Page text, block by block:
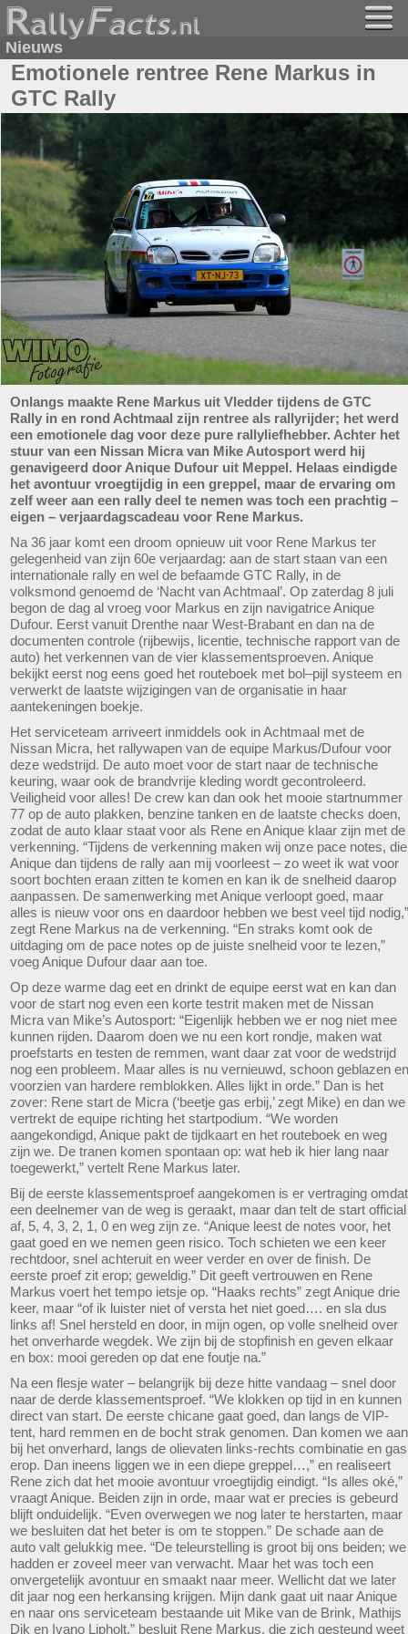
Nieuws
Emotionele rentree Rene Markus in
GTC Rally
Onlangs maakte Rene Markus uit Vledder tijdens de GTC
Rally in en rond Achtmaal zijn rentree als rallyrijder; het werd
een emotionele dag voor deze pure rallyliefhebber. Achter het
stuur van een Nissan Micra van Mike Autosport werd hij
genavigeerd door Anique Dufour uit Meppel. Helaas eindigde
het avontuur vroegtijdig in een greppel, maar de ervaring om
zelf weer aan een rally deel te nemen was toch een prachtig –
eigen – verjaardagscadeau voor Rene Markus.
Na 36 jaar komt een droom opnieuw uit voor Rene Markus ter
gelegenheid van zijn 60e verjaardag: aan de start staan van een
internationale rally en wel de befaamde GTC Rally, in de
volksmond genoemd de ‘Nacht van Achtmaal’. Op zaterdag 8 juli
begon de dag al vroeg voor Markus en zijn navigatrice Anique
Dufour. Eerst vanuit Drenthe naar West-Brabant en dan na de
documenten controle (rijbewijs, licentie, technische rapport van de
auto) het verkennen van de vier klassementsproeven. Anique
bekijkt eerst nog eens goed het routeboek met bol–pijl systeem en
verwerkt de laatste wijzigingen van de organisatie in haar
aantekeningen boekje.
Het serviceteam arriveert inmiddels ook in Achtmaal met de
Nissan Micra, het rallywapen van de equipe Markus/Dufour voor
deze wedstrijd. De auto moet voor de start naar de technische
keuring, waar ook de brandvrije kleding wordt gecontroleerd.
Veiligheid voor alles! De crew kan dan ook het mooie startnummer
77 op de auto plakken, benzine tanken en de laatste checks doen,
zodat de auto klaar staat voor als Rene en Anique klaar zijn met de
verkenning. “Tijdens de verkenning maken wij onze pace notes, die
Anique dan tijdens de rally aan mij voorleest – zo weet ik wat voor
soort bochten eraan zitten te komen en kan ik de snelheid daarop
aanpassen. De samenwerking met Anique verloopt goed, maar
alles is nieuw voor ons en daardoor hebben we best veel tijd nodig,”
zegt Rene Markus na de verkenning. “En straks komt ook de
uitdaging om de pace notes op de juiste snelheid voor te lezen,”
voeg Anique Dufour daar aan toe.
Op deze warme dag eet en drinkt de equipe eerst wat en kan dan
voor de start nog even een korte testrit maken met de Nissan
Micra van Mike’s Autosport: “Eigenlijk hebben we er nog niet mee
kunnen rijden. Daarom doen we nu een kort rondje, maken wat
proefstarts en testen de remmen, want daar zat voor de wedstrijd
nog een probleem. Maar alles is nu vernieuwd, schoon geblazen en
voorzien van hardere remblokken. Alles lijkt in orde.” Dan is het
zover: Rene start de Micra (‘beetje gas erbij,’ zegt Mike) en dan we
vertrekt de equipe richting het startpodium. “We worden
aangekondigd, Anique pakt de tijdkaart en het routeboek en weg
zijn we. De tranen komen spontaan op: wat heb ik hier lang naar
toegewerkt,” vertelt Rene Markus later.
Bij de eerste klassementsproef aangekomen is er vertraging omdat
een deelnemer van de weg is geraakt, maar dan telt de start official
af, 5, 4, 3, 2, 1, 0 en weg zijn ze. “Anique leest de notes voor, het
gaat goed en we nemen geen risico. Toch schieten we een keer
rechtdoor, snel achteruit en weer verder en over de finish. De
eerste proef zit erop; geweldig.” Dit geeft vertrouwen en Rene
Markus voert het tempo ietsje op. “Haaks rechts” zegt Anique drie
keer, maar “of ik luister niet of versta het niet goed…. en sla dus
links af! Snel hersteld en door, in mijn ogen, op volle snelheid over
het onverharde wegdek. We zijn bij de stopfinish en geven elkaar
en box: mooi gereden op dat ene foutje na.”
Na een flesje water – belangrijk bij deze hitte vandaag – snel door
naar de derde klassementsproef. “We klokken op tijd in en kunnen
direct van start. De eerste chicane gaat goed, dan langs de VIP-
tent, hard remmen en de bocht strak genomen. Dan komen we aan
bij het onverhard, langs de olievaten links-rechts combinatie en gas
erop. Dan ineens liggen we in een diepe greppel…,” en realiseert
Rene zich dat het mooie avontuur vroegtijdig eindigt. “Is alles oké,”
vraagt Anique. Beiden zijn in orde, maar wat er precies is gebeurd
blijft onduidelijk. “Even overwegen we nog later te herstarten, maar
we besluiten dat het beter is om te stoppen.” De schade aan de
auto valt gelukkig mee. “De teleurstelling is groot bij ons beiden; we
hadden er zoveel meer van verwacht. Maar het was toch een
onvergetelijk avontuur en smaakt naar meer. Wellicht dat we later
dit jaar nog een herkansing krijgen. Mijn dank gaat uit naar Anique
en naar ons serviceteam bestaande uit Mike van de Brink, Mathijs
Dik en Ivano Lipholt,” besluit Rene Markus, die zich gesteund weet